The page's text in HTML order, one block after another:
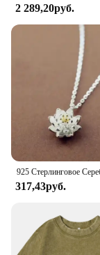
2 289,20руб.
317,43руб.